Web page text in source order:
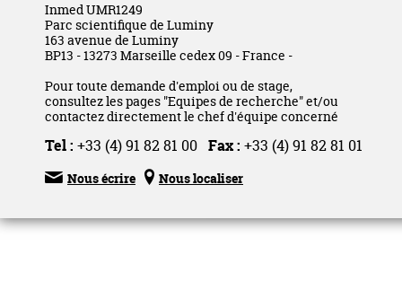
Inmed UMR1249
Parc scientifique de Luminy
163 avenue de Luminy
BP13 - 13273 Marseille cedex 09 - France -
Pour toute demande d'emploi ou de stage,
consultez les pages "Equipes de recherche" et/ou
contactez directement le chef d'équipe concerné
Tel : +33 (4) 91 82 81 00 Fax : +33 (4) 91 82 81 01
 Nous écrire  Nous localiser